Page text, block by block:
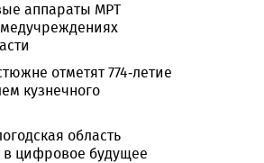
аппараты МРТ
медучреждениях
отметят 774-летие
кузнечного
область
в цифровое будущее